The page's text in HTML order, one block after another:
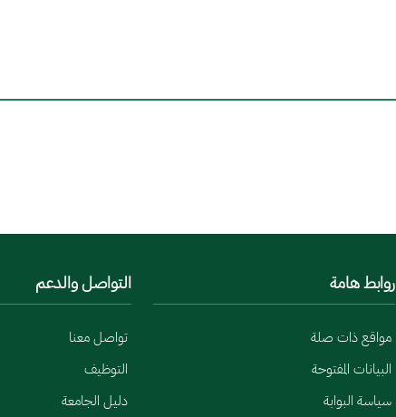
روابط هامة
مواقع ذات صلة
البيانات المفتوحة
سياسة البوابة
التواصل والدعم
تواصل معنا
التوظيف
دليل الجامعة